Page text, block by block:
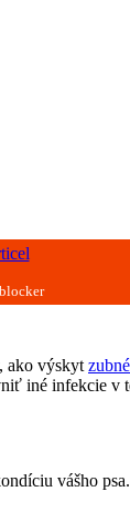
ako výskyt
iné infekcie v
vášho psa.